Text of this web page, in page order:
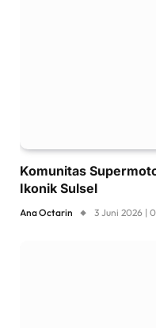
Komunitas
Ikonik Sulsel
Ana Octarin 3 Juni 2026 |